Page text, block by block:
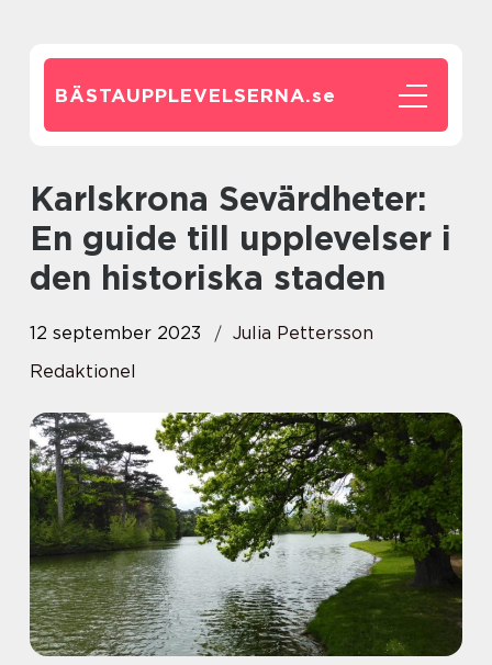
BÄSTAUPPLEVELSERNA.se
Karlskrona Sevärdheter:
En guide till upplevelser i
den historiska staden
12 september 2023
Julia Pettersson
Redaktionel